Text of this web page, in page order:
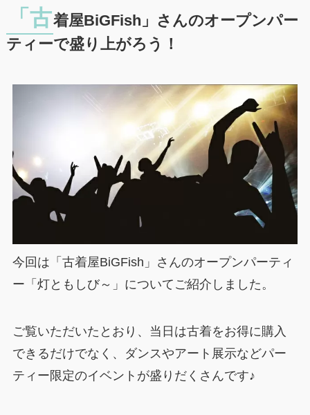
「古着屋BiGFish」さんのオープンパー
ティーで盛り上がろう！
今回は「古着屋BiGFish」さんのオープンパーティ
ー「灯ともしび～」についてご紹介しました。
ご覧いただいたとおり、当日は古着をお得に購入
できるだけでなく、ダンスやアート展示などパー
ティー限定のイベントが盛りだくさんです♪